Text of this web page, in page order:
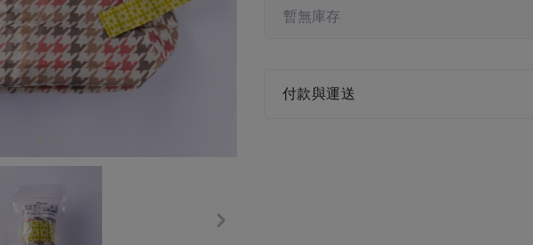
暫無庫存
付款與運送